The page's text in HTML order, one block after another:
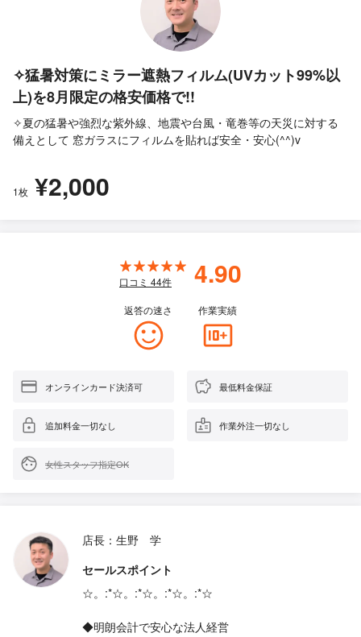
✧猛暑対策にミラー遮熱フィルム(UVカット99%以
上)を8月限定の格安価格で!!
✧夏の猛暑や強烈な紫外線、地震や台風・竜巻等の天災に対する
備えとして 窓ガラスにフィルムを貼れば安全・安心(^^)v
1枚 ¥2,000
口コミ 44件 4.90
返答の速さ 作業実績
オンラインカード決済可 最低料金保証
追加料金一切なし 作業外注一切なし
女性スタッフ指定OK
店長：生野 学
セールスポイント
☆。:*☆。:*☆。:*☆。:*☆
◆明朗会計で安心な法人経営